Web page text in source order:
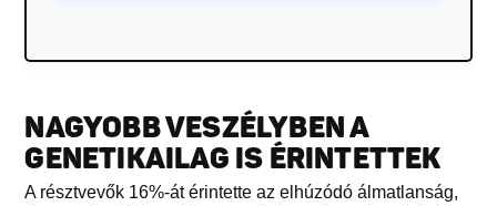
NAGYOBB VESZÉLYBEN A
GENETIKAILAG IS ÉRINTETTEK
A résztvevők 16%-át érintette az elhúzódó álmatlanság,